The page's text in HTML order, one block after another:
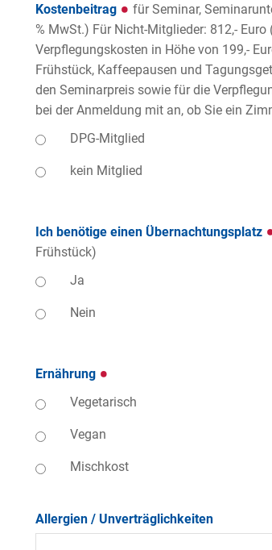
Kostenbeitrag
für Seminar,
% MwSt.) Für Nicht-Mitglieder: 812,-
Verpflegungskosten in Höhe von 199,-
Frühstück, Kaffeepausen und
den Seminarpreis sowie für die
bei der Anmeldung mit an, ob Sie ein
DPG-Mitglied
kein Mitglied
Ich benötige einen Übernachtungsplatz
Frühstück)
Ja
Nein
Ernährung
Vegetarisch
Vegan
Mischkost
Allergien / Unverträglichkeiten